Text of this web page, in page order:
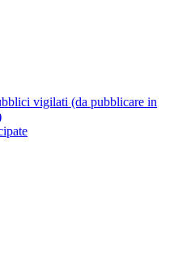
vigilati (da pubblicare in